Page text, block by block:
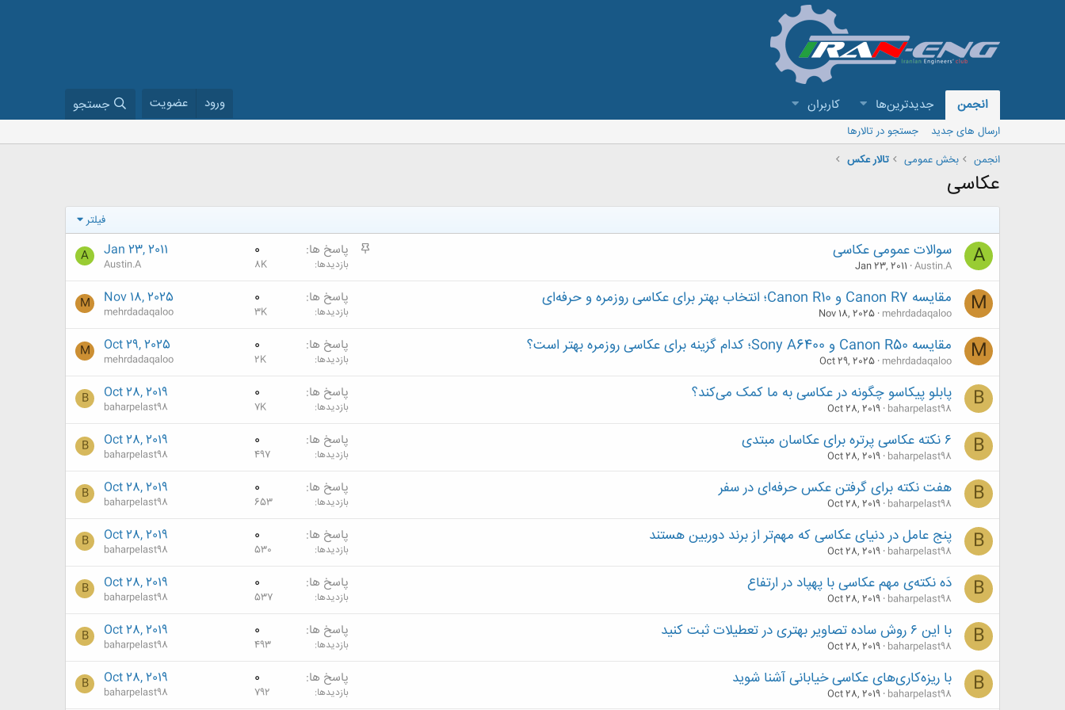
انجمن جدیدترین‌ها کاربران ورود عضویت جستجو
ارسال های جدید
جستجو در تالارها
انجمن
بخش عمومی تالار عکس
عکاسی
فیلتر
A
م
سوالات عمومی عکاسی
Austin.A
Jan 23, 2011
پاسخ ها 0
بازدیدها 8K
Jan 23, 2011
Austin.A
A
M مقایسه Canon R7 و Canon R10؛ انتخاب بهتر برای عکاسی روزمره و حرفه‌ای
mehrdadaqaloo
Nov 18, 2025
پاسخ ها 0
بازدیدها 3K
Nov 18, 2025
mehrdadaqaloo
M
M مقایسه Canon R50 و Sony A6400؛ کدام گزینه برای عکاسی روزمره بهتر است؟
mehrdadaqaloo
Oct 29, 2025
پاسخ ها 0
بازدیدها 2K
Oct 29, 2025
mehrdadaqaloo
M
B پابلو پیکاسو چگونه در عکاسی به ما کمک می‌کند؟
baharpelast98
Oct 28, 2019
پاسخ ها 0
بازدیدها 7K
Oct 28, 2019
baharpelast98
B
B ۶ نکته عکاسی پرتره برای عکاسان مبتدی
baharpelast98
Oct 28, 2019
پاسخ ها 0
بازدیدها 497
Oct 28, 2019
baharpelast98
B
B هفت نکته برای گرفتن عکس حرفه‌ای در سفر
baharpelast98
Oct 28, 2019
پاسخ ها 0
بازدیدها 653
Oct 28, 2019
baharpelast98
B
B پنج عامل در دنیای عکاسی که مهم‌تر از برند دوربین هستند
baharpelast98
Oct 28, 2019
پاسخ ها 0
بازدیدها 530
Oct 28, 2019
baharpelast98
B
B دَه نکته‌‌ی مهم عکاسی با پهپاد در ارتفاع‌
baharpelast98
Oct 28, 2019
پاسخ ها 0
بازدیدها 537
Oct 28, 2019
baharpelast98
B
B با این ۶ روش ساده تصاویر بهتری در تعطیلات ثبت کنید
baharpelast98
Oct 28, 2019
پاسخ ها 0
بازدیدها 493
Oct 28, 2019
baharpelast98
B
B با ریزه‌کاری‌های عکاسی خیابانی آشنا شوید
baharpelast98
Oct 28, 2019
پاسخ ها 0
بازدیدها 792
Oct 28, 2019
baharpelast98
B